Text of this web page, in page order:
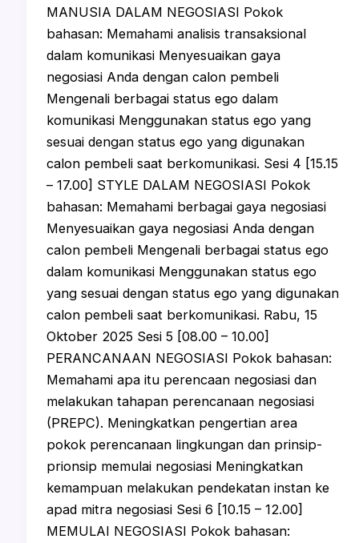
MANUSIA DALAM NEGOSIASI Pokok
bahasan: Memahami analisis transaksional
dalam komunikasi Menyesuaikan gaya
negosiasi Anda dengan calon pembeli
Mengenali berbagai status ego dalam
komunikasi Menggunakan status ego yang
sesuai dengan status ego yang digunakan
calon pembeli saat berkomunikasi. Sesi 4 [15.15
– 17.00] STYLE DALAM NEGOSIASI Pokok
bahasan: Memahami berbagai gaya negosiasi
Menyesuaikan gaya negosiasi Anda dengan
calon pembeli Mengenali berbagai status ego
dalam komunikasi Menggunakan status ego
yang sesuai dengan status ego yang digunakan
calon pembeli saat berkomunikasi. Rabu, 15
Oktober 2025 Sesi 5 [08.00 – 10.00]
PERANCANAAN NEGOSIASI Pokok bahasan:
Memahami apa itu perencaan negosiasi dan
melakukan tahapan perencanaan negosiasi
(PREPC). Meningkatkan pengertian area
pokok perencanaan lingkungan dan prinsip-
prionsip memulai negosiasi Meningkatkan
kemampuan melakukan pendekatan instan ke
apad mitra negosiasi Sesi 6 [10.15 – 12.00]
MEMULAI NEGOSIASI Pokok bahasan: